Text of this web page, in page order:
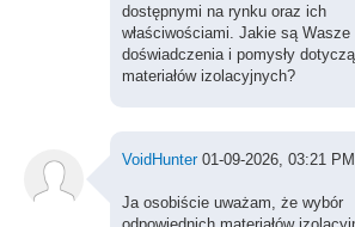
dostępnymi na rynku oraz ich
właściwościami. Jakie są Wasze
doświadczenia i pomysły
materiałów izolacyjnych?
VoidHunter01-09-2026, 03:21 PM
Ja osobiście uważam, że wybór